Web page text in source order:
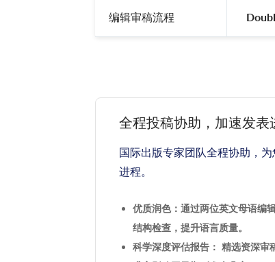
编辑审稿流程
全程投稿协助，加速发表
国际出版专家团队全程协助，
进程。
优质润色：通过两位英文母语编
结构检查，提升语言质量。
科学深度评估报告： 精选资深审